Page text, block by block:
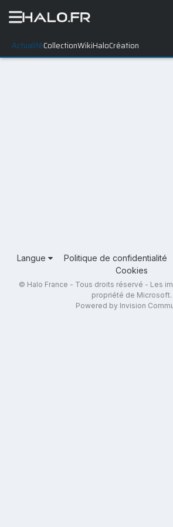
ActualitéCollectionWikiHaloCréation
Langue Politique de confidentialité
Cookies
© Halo France - Tous droits réservé - Les
propriété de Microsoft.
Powered by Invision